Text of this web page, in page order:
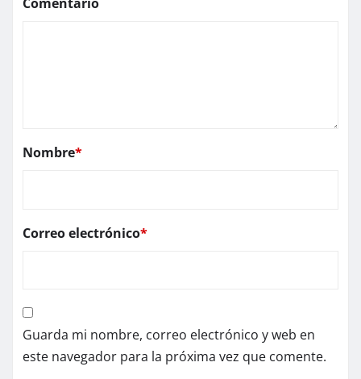
Nombre*
Correo electrónico*
Guarda mi nombre, correo electrónico y web en
este navegador para la próxima vez que comente.